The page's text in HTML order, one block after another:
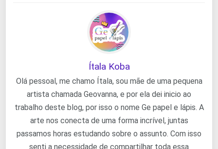
Ítala Koba
Olá pessoal, me chamo Ítala, sou mãe de uma pequena
artista chamada Geovanna, e por ela dei inicio ao
trabalho deste blog, por isso o nome Ge papel e lápis. A
arte nos conecta de uma forma incrível, juntas
passamos horas estudando sobre o assunto. Com isso
senti a necessidade de compartilhar toda essa